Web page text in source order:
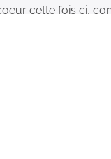
cette fois ci,